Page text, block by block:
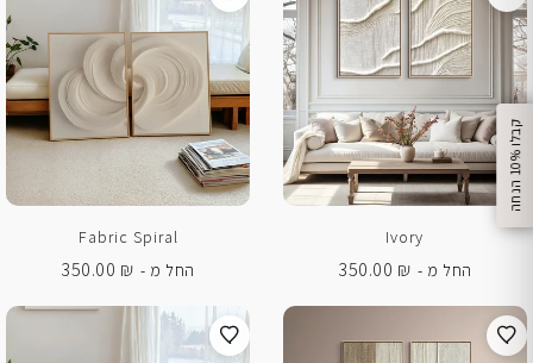
ק
ב
ל
ו
1
0
%
ה
נ
ח
ה
Ivory
החל מ -
350.00 ₪
Fabric Spiral
החל מ -
350.00 ₪